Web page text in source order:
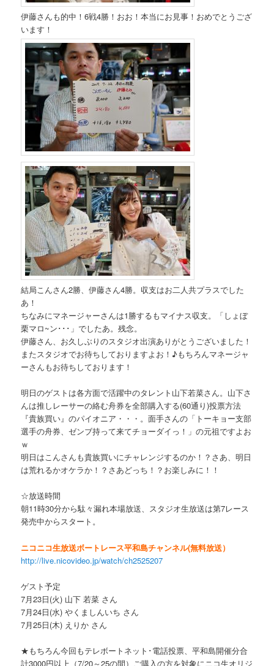
伊藤さんも的中！6戦4勝！おお！本当にお見事！おめでとうござ
います！
結局こんさん2勝、伊藤さん4勝。収支はお二人共プラスでした
あ！
ちなみにマネージャーさんは1勝するもマイナス収支。「しょぼ
栗マロ~ン･･･」でしたあ。残念。
伊藤さん、お久しぶりのスタジオ出演ありがとうございました！
またスタジオでお待ちしておりますよお！♪もちろんマネージャ
ーさんもお待ちしております！
明日のゲストは各方面で活躍中のタレント山下若菜さん。山下さ
んは推しレーサーの絡む舟券を全部購入する(60通り)投票方法
『貴族買い』のパイオニア・・・。面手さんの「トーキョー支部
選手の舟券、ゼンブ持って来てチョーダイっ！」の元祖ですよお
ｗ
明日はこんさんも貴族買いにチャレンジするのか！？さあ、明日
は荒れるかオケラか！？さあどっち！？お楽しみに！！
☆放送時間
朝11時30分から駄々漏れ本場放送、スタジオ生放送は第7レース
発売中からスタート。
ニコニコ生放送ボートレース平和島チャンネル(無料放送）
http://live.nicovideo.jp/watch/ch2525207
ゲスト予定
7月23日(火) 山下 若菜 さん
7月24日(水) やくましんいち さん
7月25日(木) えりか さん
★もちろん今回もテレボートネット･電話投票、平和島開催分合
計3000円以上（7/20～25の間）ご購入の方を対象にニコ生オリジ